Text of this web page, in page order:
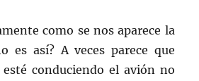
como se nos aparece la
es así? A veces parece que
conduciendo el avión no